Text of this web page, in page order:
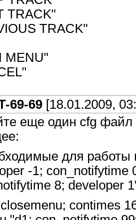
TRACK"
TRACK"
MENU"
69-69 [18.01.2009,
еще один cfg
для
-1; con_notifytime
8; developer
contimes